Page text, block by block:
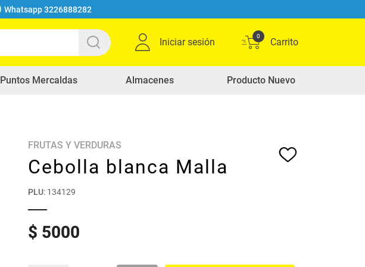
Whatsapp 3226888282
Iniciar sesión
0
Puntos Mercaldas Almacenes Producto Nuevo
FRUTAS Y VERDURAS
Cebolla blanca Malla
PLU: 134129
$ 5000